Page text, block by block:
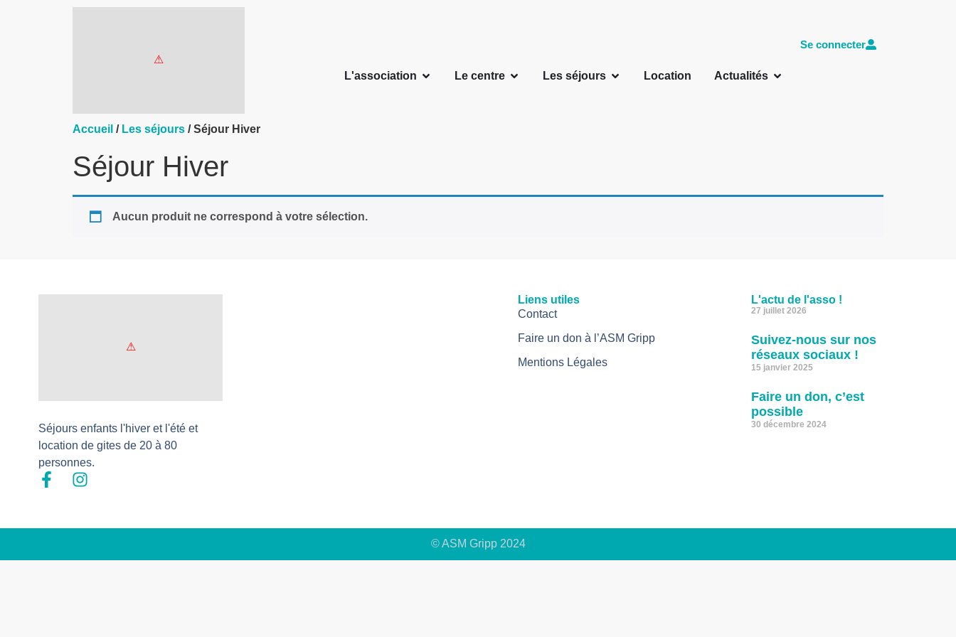
Se connecter
L'association Le centre Les séjours Location Actualités
Accueil / Les séjours / Séjour Hiver
Séjour Hiver
Aucun produit ne correspond à votre sélection.
Séjours enfants l'hiver et l'été et
location de gites de 20 à 80
personnes.
Liens utiles
Contact
Faire un don à l’ASM Gripp
Mentions Légales
L'actu de l'asso !
27 juillet 2026
Suivez-nous sur nos
réseaux sociaux !
15 janvier 2025
Faire un don, c’est
possible
30 décembre 2024
© ASM Gripp 2024